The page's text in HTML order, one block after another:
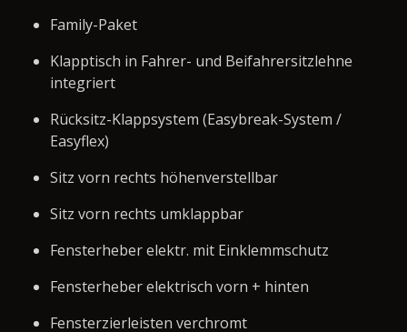
Family-Paket
Klapptisch in Fahrer- und Beifahrersitzlehne
integriert
Rücksitz-Klappsystem (Easybreak-System /
Easyflex)
Sitz vorn rechts höhenverstellbar
Sitz vorn rechts umklappbar
Fensterheber elektr. mit Einklemmschutz
Fensterheber elektrisch vorn + hinten
Fensterzierleisten verchromt